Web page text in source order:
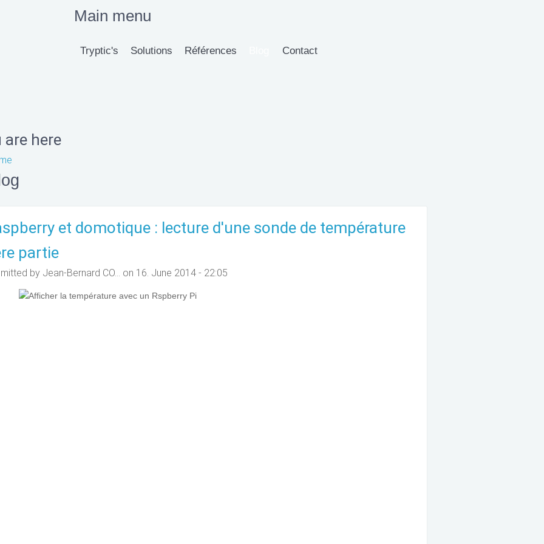
Main menu
Tryptic's Solutions Références Contact
are here
et domotique : lecture d'une sonde de température
partie
by Jean-Bernard CO... on 16. June 2014 - 22:05